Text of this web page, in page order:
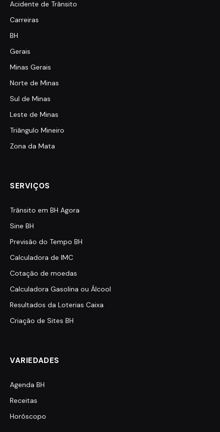
Acidente de Trânsito
Carreiras
BH
Gerais
Minas Gerais
Norte de Minas
Sul de Minas
Leste de Minas
Triângulo Mineiro
Zona da Mata
SERVIÇOS
Trânsito em BH Agora
Sine BH
Previsão do Tempo BH
Calculadora de IMC
Cotação de moedas
Calculadora Gasolina ou Álcool
Resultados da Loterias Caixa
Criação de Sites BH
VARIEDADES
Agenda BH
Receitas
Horóscopo